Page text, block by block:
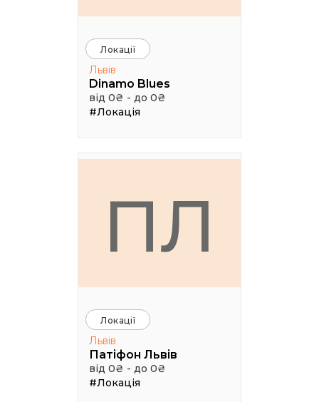
Локації
Львів
Dinamo Blues
від 0₴ - до 0₴
#Локація
ПЛ
Локації
Львів
Патіфон Львів
від 0₴ - до 0₴
#Локація